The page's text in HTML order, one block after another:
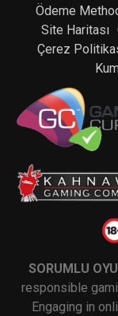
Ödeme
Site Haritası
Çerez
SORUMLU
responsible
Engaging in